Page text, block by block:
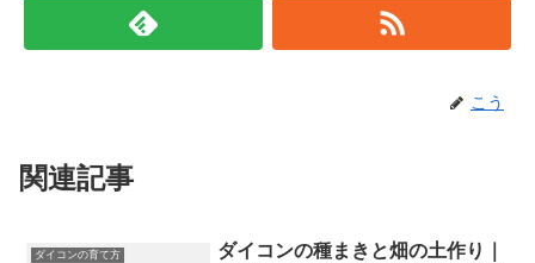
こう
関連記事
ダイコンの育て方
ダイコンの種まきと畑の土作り｜